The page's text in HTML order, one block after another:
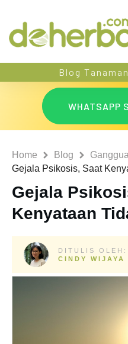
Blog
WHATSAPP
Home Blog
Gejala
Kenyataan
DITULIS OLEH:
CINDY WIJAYA